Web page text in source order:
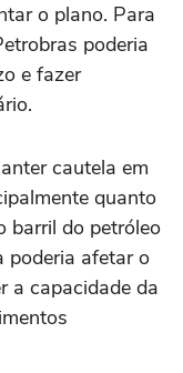
o plano. Para
poderia
e fazer
cautela em
quanto
barril do petróleo
poderia afetar o
a capacidade da